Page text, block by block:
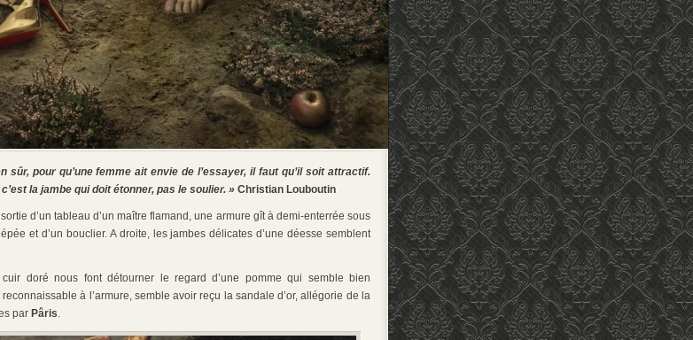
sûr, pour qu’une femme ait envie de l’essayer, il faut qu’il soit attractif.
la jambe qui doit étonner, pas le soulier. » Christian Louboutin
d’un tableau d’un maître flamand, une armure gît à demi-enterrée sous
et d’un bouclier. A droite, les jambes délicates d’une déesse semblent
doré nous font détourner le regard d’une pomme qui semble bien
à l’armure, semble avoir reçu la sandale d’or, allégorie de la
par Pâris.